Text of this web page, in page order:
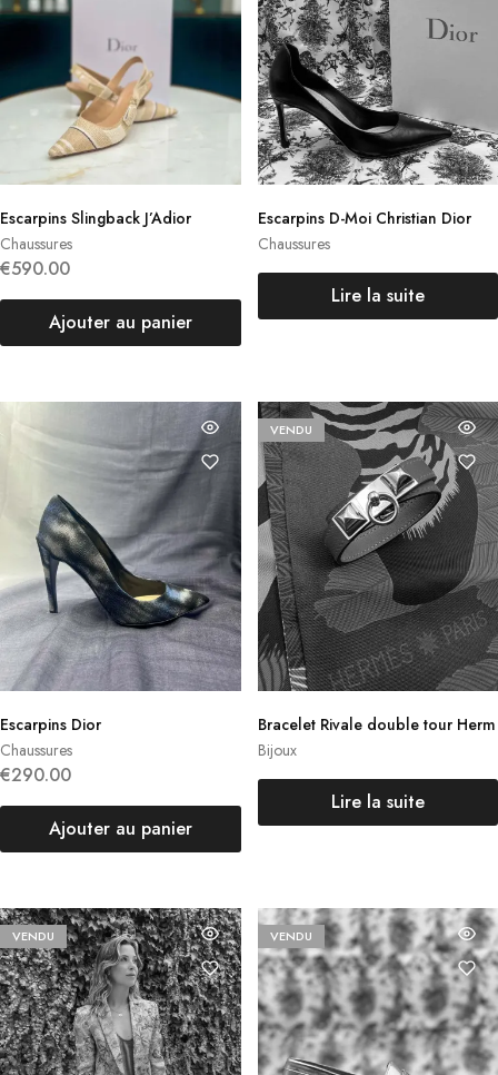
Chaussures
Escarpins Slingback J’Adior
€590.00
Ajouter au panier
Chaussures
Escarpins D-Moi Christian Dior
Lire la suite
Chaussures
Escarpins Dior
€290.00
Ajouter au panier
VENDU
Bijoux
Bracelet Rivale double tour Herm
ès
Lire la suite
VENDU VENDU